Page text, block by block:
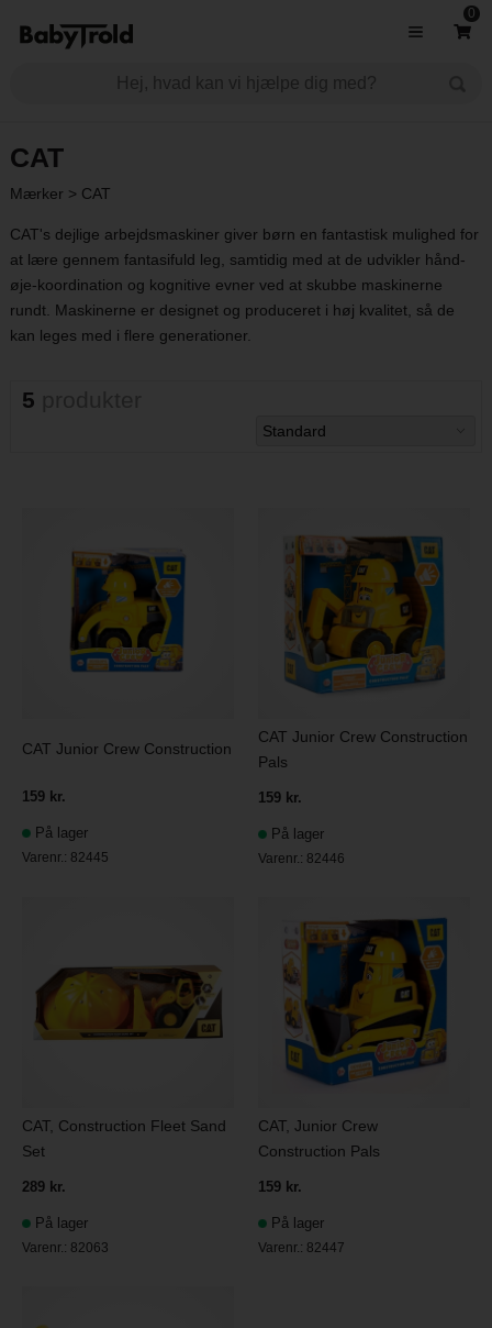
0
CAT
Mærker > CAT
CAT's dejlige arbejdsmaskiner giver børn en fantastisk mulighed for
at lære gennem fantasifuld leg, samtidig med at de udvikler hånd-
øje-koordination og kognitive evner ved at skubbe maskinerne
rundt. Maskinerne er designet og produceret i høj kvalitet, så de
kan leges med i flere generationer.
5
CAT Junior Crew Construction
159 kr.
På lager
Varenr.: 82445
CAT Junior Crew Construction
Pals
159 kr.
På lager
Varenr.: 82446
CAT, Construction Fleet Sand
Set
289 kr.
På lager
Varenr.: 82063
CAT, Junior Crew
Construction Pals
159 kr.
På lager
Varenr.: 82447